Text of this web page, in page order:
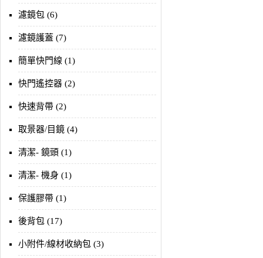
濾鏡包 (6)
濾鏡護蓋 (7)
簡單快門線 (1)
快門遙控器 (2)
快速背帶 (2)
取景器/目鏡 (4)
清潔- 鏡頭 (1)
清潔- 機身 (1)
保護膠帶 (1)
後背包 (17)
小附件/線材收納包 (3)